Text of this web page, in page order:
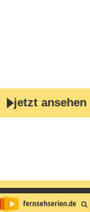
jetzt ansehen